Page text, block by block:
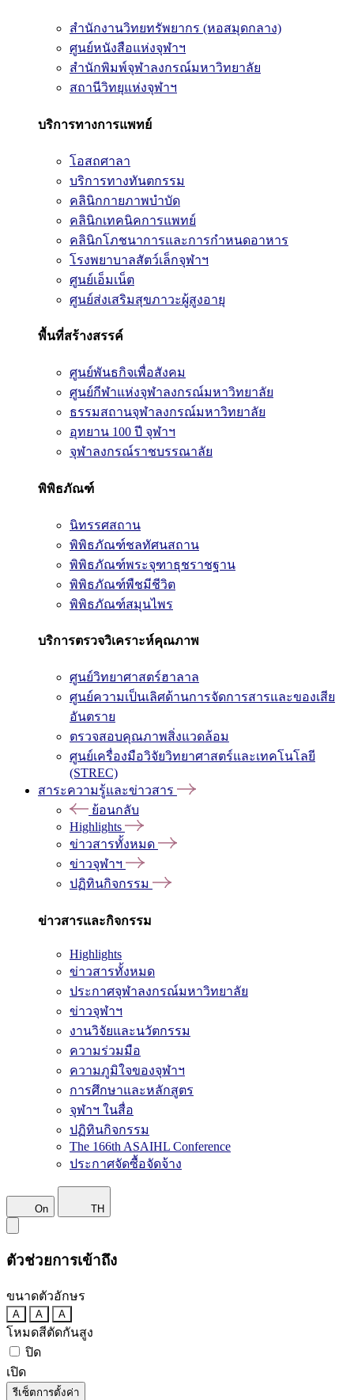
สำนักงานวิทยทรัพยากร (หอสมุดกลาง)
ศูนย์หนังสือแห่งจุฬาฯ
สำนักพิมพ์จุฬาลงกรณ์มหาวิทยาลัย
สถานีวิทยุแห่งจุฬาฯ
บริการทางการแพทย์
โอสถศาลา
บริการทางทันตกรรม
คลินิกกายภาพบำบัด
คลินิกเทคนิคการแพทย์
คลินิกโภชนาการและการกำหนดอาหาร
โรงพยาบาลสัตว์เล็กจุฬาฯ
ศูนย์เอ็มเน็ต
ศูนย์ส่งเสริมสุขภาวะผู้สูงอายุ
พื้นที่สร้างสรรค์
ศูนย์พันธกิจเพื่อสังคม
ศูนย์กีฬาแห่งจุฬาลงกรณ์มหาวิทยาลัย
ธรรมสถานจุฬาลงกรณ์มหาวิทยาลัย
อุทยาน 100 ปี จุฬาฯ
จุฬาลงกรณ์ราชบรรณาลัย
พิพิธภัณฑ์
นิทรรศสถาน
พิพิธภัณฑ์ชลทัศนสถาน
พิพิธภัณฑ์พระจุฑาธุชราชฐาน
พิพิธภัณฑ์พืชมีชีวิต
พิพิธภัณฑ์สมุนไพร
บริการตรวจวิเคราะห์คุณภาพ
ศูนย์วิทยาศาสตร์ฮาลาล
ศูนย์ความเป็นเลิศด้านการจัดการสารและของเสีย
อันตราย
ตรวจสอบคุณภาพสิ่งแวดล้อม
ศูนย์เครื่องมือวิจัยวิทยาศาสตร์และเทคโนโลยี
(STREC)
สาระความรู้และข่าวสาร
ย้อนกลับ
Highlights
ข่าวสารทั้งหมด
ข่าวจุฬาฯ
ปฏิทินกิจกรรม
ข่าวสารและกิจกรรม
Highlights
ข่าวสารทั้งหมด
ประกาศจุฬาลงกรณ์มหาวิทยาลัย
ข่าวจุฬาฯ
งานวิจัยและนวัตกรรม
ความร่วมมือ
ความภูมิใจของจุฬาฯ
การศึกษาและหลักสูตร
จุฬาฯ ในสื่อ
ปฏิทินกิจกรรม
The 166th ASAIHL Conference
ประกาศจัดซื้อจัดจ้าง
On TH
ตัวช่วยการเข้าถึง
ขนาดตัวอักษร
A A A
โหมดสีตัดกันสูง
ปิด
เปิด
รีเซ็ตการตั้งค่า